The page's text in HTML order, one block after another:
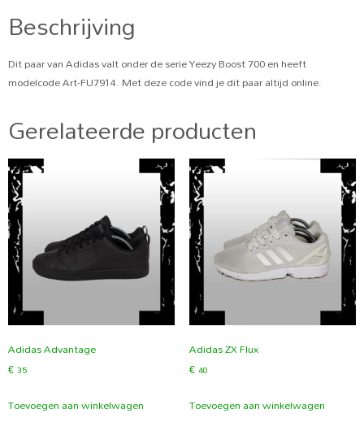
Beschrijving
Dit paar van Adidas valt onder de serie Yeezy Boost 700 en heeft
modelcode Art-FU7914. Met deze code vind je dit paar altijd online.
Gerelateerde producten
Adidas Advantage
€35
Toevoegen aan winkelwagen
Adidas ZX Flux
€40
Toevoegen aan winkelwagen